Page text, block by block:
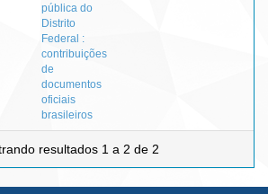
pública do
Distrito
Federal :
contribuições
de
documentos
oficiais
brasileiros
resultados 1 a 2 de 2